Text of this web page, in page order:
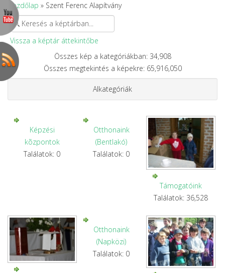
Kezdőlap » Szent Ferenc Alapítvány
Vissza a képtár áttekintőbe
Összes kép a kategóriákban: 34,908
Összes megtekintés a képekre: 65,916,050
Alkategóriák
Képzési
kõzpontok
Találatok: 0
Otthonaink
(Bentlakó)
Találatok: 0
Támogatóink
Találatok: 36,528
Otthonaink
(Napközi)
Találatok: 0